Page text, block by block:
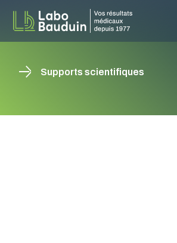
Supports scientifiques